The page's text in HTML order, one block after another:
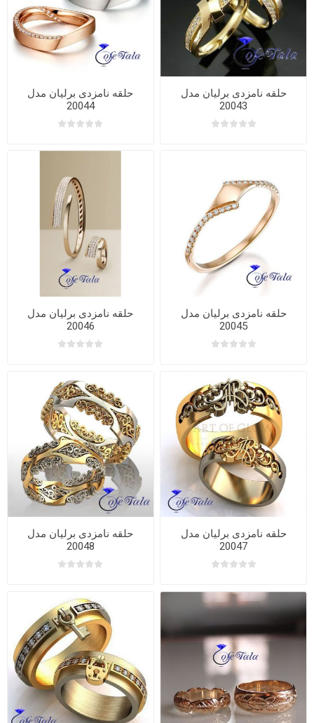
حلقه نامزدی برلیان مدل
20043
حلقه نامزدی برلیان مدل
20044
حلقه نامزدی برلیان مدل
20045
حلقه نامزدی برلیان مدل
20046
حلقه نامزدی برلیان مدل
20047
حلقه نامزدی برلیان مدل
20048